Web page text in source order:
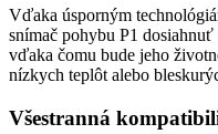
Vďaka úsporným
snímač pohybu P1
vďaka čomu bude jeho
nízkych teplôt alebo
Všestranná